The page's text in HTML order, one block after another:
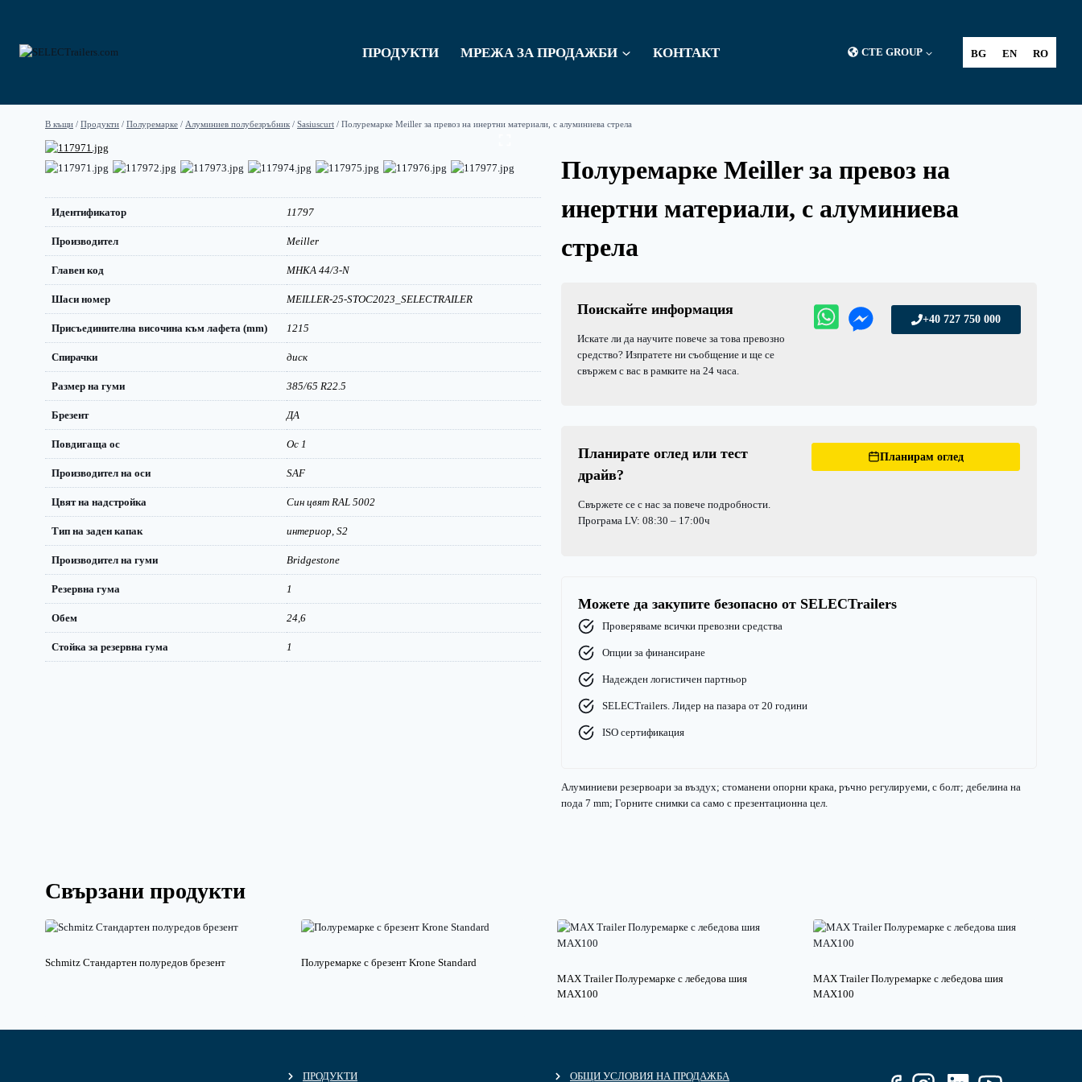
ПРОДУКТИ МРЕЖА ЗА ПРОДАЖБИ КОНТАКТ CTE GROUP BG EN RO
В къщи / Продукти / Полуремарке / Алуминиев полубезръбник / Sasiuscurt / Полуремарке Meiller за превоз на инертни материали, с алуминиева стрела
Полуремарке Meiller за превоз на
инертни материали, с алуминиева
стрела
Поискайте информация
Искате ли да научите повече за това превозно
средство? Изпратете ни съобщение и ще се
свържем с вас в рамките на 24 часа.
+40 727 750 000
Планирате оглед или тест
драйв?
Свържете се с нас за повече подробности.
Програма LV: 08:30 – 17:00ч
Планирам оглед
Можете да закупите безопасно от SELECTrailers
Проверяваме всички превозни средства
Опции за финансиране
Надежден логистичен партньор
SELECTrailers. Лидер на пазара от 20 години
ISO сертификация
Алуминиеви резервоари за въздух; стоманени опорни крака, ръчно регулируеми, с болт; дебелина на
пода 7 mm; Горните снимки са само с презентационна цел.
Идентификатор 11797
Производител Meiller
Главен код MHKA 44/3-N
Шаси номер MEILLER-25-STOC2023_SELECTRAILER
Присъединителна височина към лафета (mm) 1215
Спирачки диск
Размер на гуми 385/65 R22.5
Брезент ДА
Повдигаща ос Ос 1
Производител на оси SAF
Цвят на надстройка Син цвят RAL 5002
Тип на заден капак интериор, S2
Производител на гуми Bridgestone
Резервна гума 1
Обем 24,6
Стойка за резервна гума 1
Свързани продукти
Schmitz Стандартен полуредов брезент
Полуремарке с брезент Krone Standard
MAX Trailer Полуремарке с лебедова шия
MAX100
MAX Trailer Полуремарке с лебедова шия
MAX100
ПРОДУКТИ ОБЩИ УСЛОВИЯ НА ПРОДАЖБА